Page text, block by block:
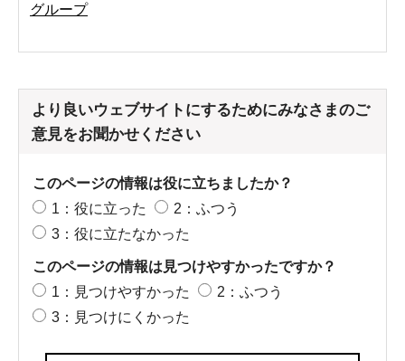
グループ
より良いウェブサイトにするためにみなさまのご
意見をお聞かせください
このページの情報は役に立ちましたか？
1：役に立った
2：ふつう
3：役に立たなかった
このページの情報は見つけやすかったですか？
1：見つけやすかった
2：ふつう
3：見つけにくかった